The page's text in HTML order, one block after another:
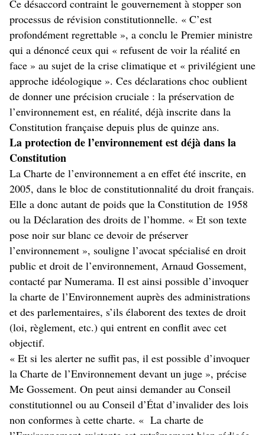
Ce désaccord contraint le gouvernement à stopper son
processus de révision constitutionnelle. « C’est
profondément regrettable », a conclu le Premier ministre
qui a dénoncé ceux qui « refusent de voir la réalité en
face » au sujet de la crise climatique et « privilégient une
approche idéologique ». Ces déclarations choc oublient
de donner une précision cruciale : la préservation de
l’environnement est, en réalité, déjà inscrite dans la
Constitution française depuis plus de quinze ans.
La protection de l’environnement est déjà dans la
Constitution
La Charte de l’environnement a en effet été inscrite, en
2005, dans le bloc de constitutionnalité du droit français.
Elle a donc autant de poids que la Constitution de 1958
ou la Déclaration des droits de l’homme. « Et son texte
pose noir sur blanc ce devoir de préserver
l’environnement », souligne l’avocat spécialisé en droit
public et droit de l’environnement, Arnaud Gossement,
contacté par Numerama. Il est ainsi possible d’invoquer
la charte de l’Environnement auprès des administrations
et des parlementaires, s’ils élaborent des textes de droit
(loi, règlement, etc.) qui entrent en conflit avec cet
objectif.
« Et si les alerter ne suffit pas, il est possible d’invoquer
la Charte de l’Environnement devant un juge », précise
Me Gossement. On peut ainsi demander au Conseil
constitutionnel ou au Conseil d’État d’invalider des lois
non conformes à cette charte. « La charte de